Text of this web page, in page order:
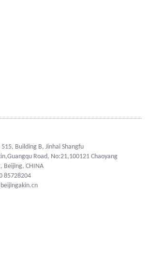
515, Building B, Jinhai Shangfu
Road, No:21,100121 Chaoyang
Beijing, CHINA
85728204